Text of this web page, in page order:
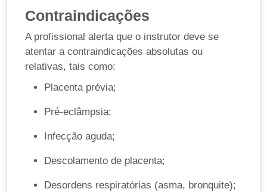
Contraindicações
A profissional alerta que o instrutor deve se
atentar a contraindicações absolutas ou
relativas, tais como:
Placenta prévia;
Pré-eclâmpsia;
Infecção aguda;
Descolamento de placenta;
Desordens respiratórias (asma, bronquite);